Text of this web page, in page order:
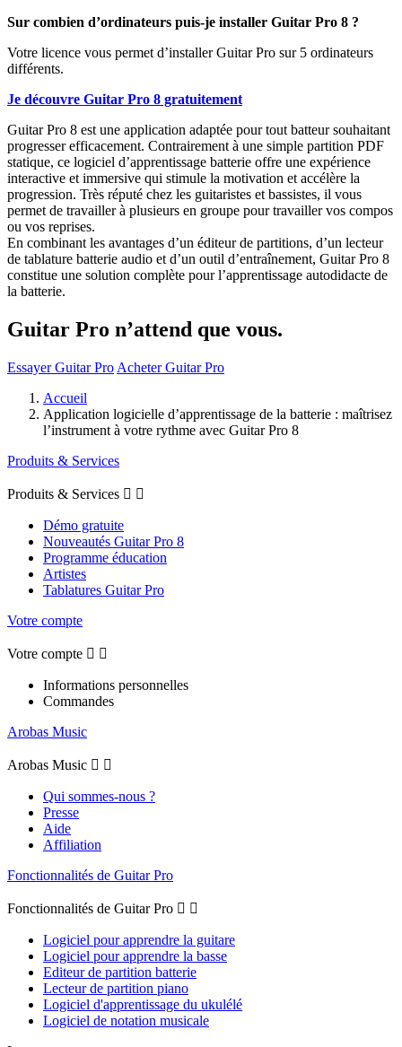
Sur combien d’ordinateurs puis-je installer Guitar Pro 8 ?
Votre licence vous permet d’installer Guitar Pro sur 5 ordinateurs
différents.
Je découvre Guitar Pro 8 gratuitement
Guitar Pro 8 est une application adaptée pour tout batteur souhaitant
progresser efficacement. Contrairement à une simple partition PDF
statique, ce logiciel d’apprentissage batterie offre une expérience
interactive et immersive qui stimule la motivation et accélère la
progression. Très réputé chez les guitaristes et bassistes, il vous
permet de travailler à plusieurs en groupe pour travailler vos compos
ou vos reprises.
En combinant les avantages d’un éditeur de partitions, d’un lecteur
de tablature batterie audio et d’un outil d’entraînement, Guitar Pro 8
constitue une solution complète pour l’apprentissage autodidacte de
la batterie.
Guitar Pro n’attend que vous.
Essayer Guitar Pro Acheter Guitar Pro
Accueil
Application logicielle d’apprentissage de la batterie : maîtrisez
l’instrument à votre rythme avec Guitar Pro 8
Produits & Services
Produits & Services  
Démo gratuite
Nouveautés Guitar Pro 8
Programme éducation
Artistes
Tablatures Guitar Pro
Votre compte
Votre compte  
Informations personnelles
Commandes
Arobas Music
Arobas Music  
Qui sommes-nous ?
Presse
Aide
Affiliation
Fonctionnalités de Guitar Pro
Fonctionnalités de Guitar Pro  
Logiciel pour apprendre la guitare
Logiciel pour apprendre la basse
Editeur de partition batterie
Lecteur de partition piano
Logiciel d'apprentissage du ukulélé
Logiciel de notation musicale